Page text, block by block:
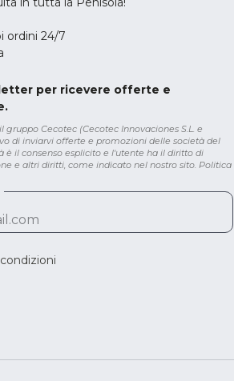
ordini 24/7
per ricevere offerte e
Cecotec (Cecotec Innovaciones S.L. e
di inviarvi offerte e promozioni delle società del
è il consenso esplicito e l'utente ha il diritto di
e altri diritti, come indicato nel nostro sito. Politica